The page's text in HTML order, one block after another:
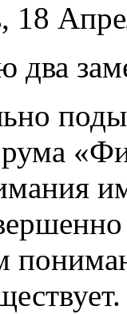
18
два